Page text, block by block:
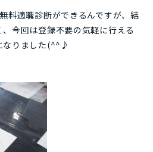
料適職診断ができるんですが、結
今回は登録不要の気軽に行える
なりました(^^♪